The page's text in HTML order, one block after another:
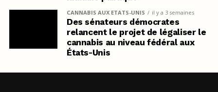
CANNABIS AUX ETATS-UNIS il y a 3 semaines
Des sénateurs démocrates
relancent le projet de légaliser le
cannabis au niveau fédéral aux
États-Unis